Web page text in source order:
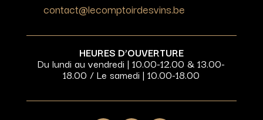
contact@lecomptoirdesvins.be
HEURES D’OUVERTURE
Du lundi au vendredi | 10.00-12.00 & 13.00-
18.00 / Le samedi | 10.00-18.00